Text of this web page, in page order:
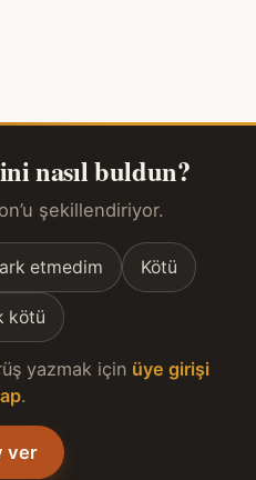
nasıl buldun?
şekillendiriyor.
etmedim Kötü
kötü
yazmak için üye girişi
.
ver